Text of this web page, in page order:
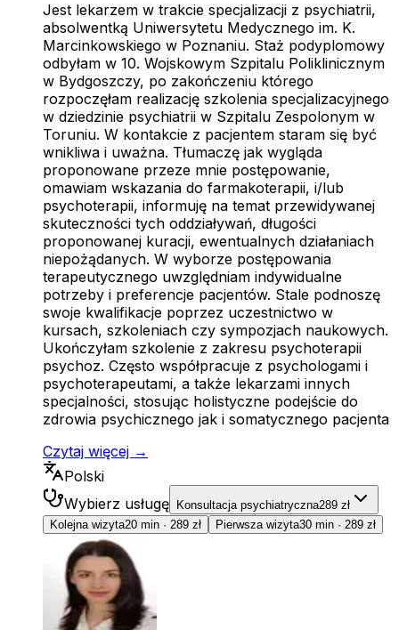
Jest lekarzem w trakcie specjalizacji z psychiatrii,
absolwentką Uniwersytetu Medycznego im. K.
Marcinkowskiego w Poznaniu. Staż podyplomowy
odbyłam w 10. Wojskowym Szpitalu Poliklinicznym
w Bydgoszczy, po zakończeniu którego
rozpoczęłam realizację szkolenia specjalizacyjnego
w dziedzinie psychiatrii w Szpitalu Zespolonym w
Toruniu. W kontakcie z pacjentem staram się być
wnikliwa i uważna. Tłumaczę jak wygląda
proponowane przeze mnie postępowanie,
omawiam wskazania do farmakoterapii, i/lub
psychoterapii, informuję na temat przewidywanej
skuteczności tych oddziaływań, długości
proponowanej kuracji, ewentualnych działaniach
niepożądanych. W wyborze postępowania
terapeutycznego uwzględniam indywidualne
potrzeby i preferencje pacjentów. Stale podnoszę
swoje kwalifikacje poprzez uczestnictwo w
kursach, szkoleniach czy sympozjach naukowych.
Ukończyłam szkolenie z zakresu psychoterapii
psychoz. Często współpracuje z psychologami i
psychoterapeutami, a także lekarzami innych
specjalności, stosując holistyczne podejście do
zdrowia psychicznego jak i somatycznego pacjenta
Czytaj więcej →
Polski
Wybierz usługę
Konsultacja psychiatryczna289 zł
Kolejna wizyta20 min · 289 zł Pierwsza wizyta30 min · 289 zł